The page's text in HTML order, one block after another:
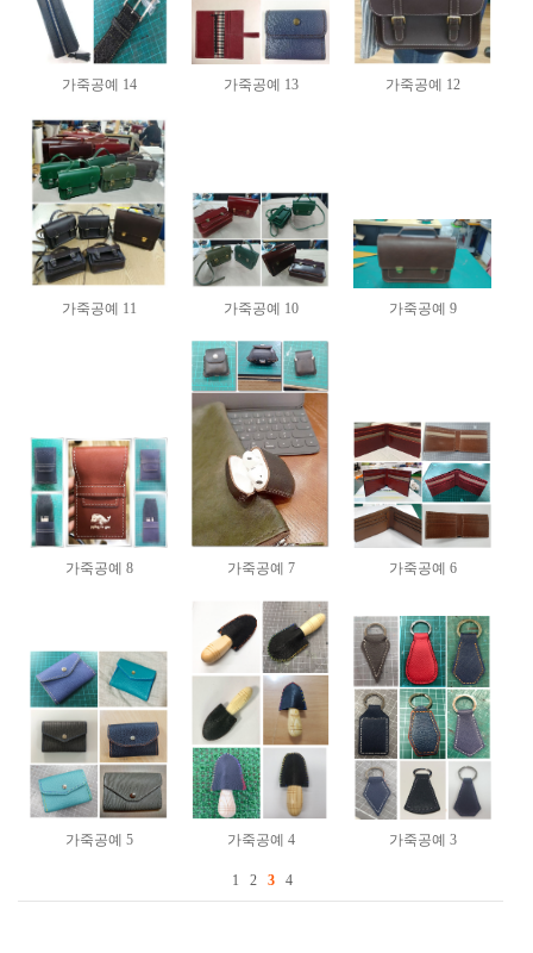
가죽공예 14 가죽공예 13 가죽공예 12
가죽공예 11 가죽공예 10 가죽공예 9
가죽공예 8 가죽공예 7 가죽공예 6
가죽공예 5 가죽공예 4 가죽공예 3
1 2 3 4